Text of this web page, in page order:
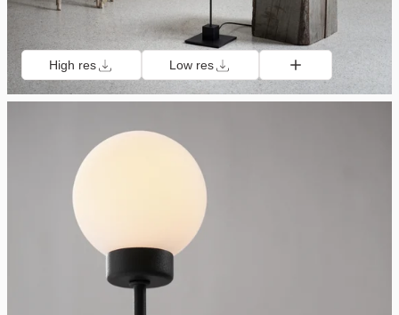
High res Low res